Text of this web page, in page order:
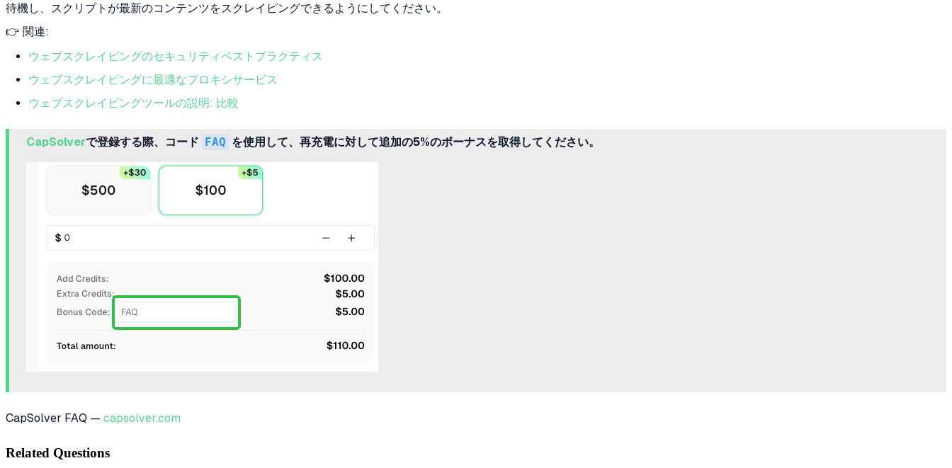
待機し、スクリプトが最新のコンテンツをスクレイピングできるようにしてください。
👉 関連:
ウェブスクレイピングのセキュリティベストプラクティス
ウェブスクレイピングに最適なプロキシサービス
ウェブスクレイピングツールの説明: 比較
CapSolverで登録する際、コード FAQ を使用して、再充電に対して追加の5%のボーナスを取得してください。
CapSolver FAQ — capsolver.com
Related Questions